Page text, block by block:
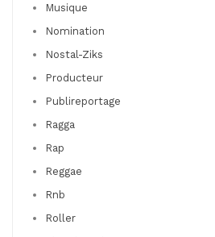
Musique
Nomination
Nostal-Ziks
Producteur
Publireportage
Ragga
Rap
Reggae
Rnb
Roller